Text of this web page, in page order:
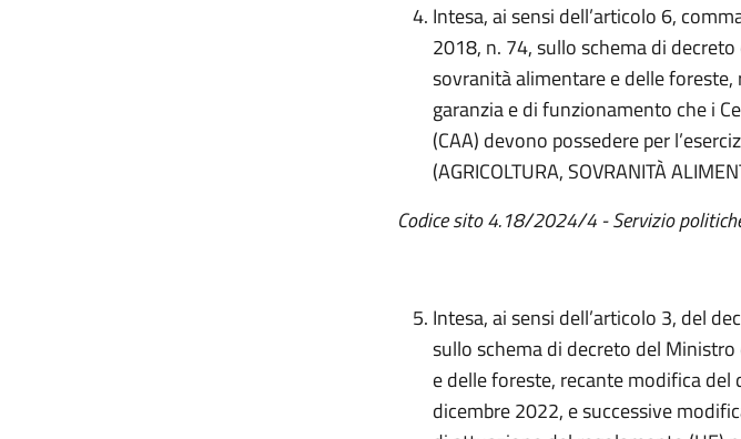
Intesa, ai sensi dell’articolo 6,
2018, n. 74, sullo schema di
sovranità alimentare e delle
garanzia e di funzionamento che i
(CAA) devono possedere per
(AGRICOLTURA, SOVRANITÀ
Codice sito 4.18/2024/4 - Servizio
Intesa, ai sensi dell’articolo 3, del
sullo schema di decreto del
e delle foreste, recante modifica
dicembre 2022, e successive